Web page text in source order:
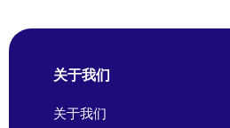
关于我们
关于我们